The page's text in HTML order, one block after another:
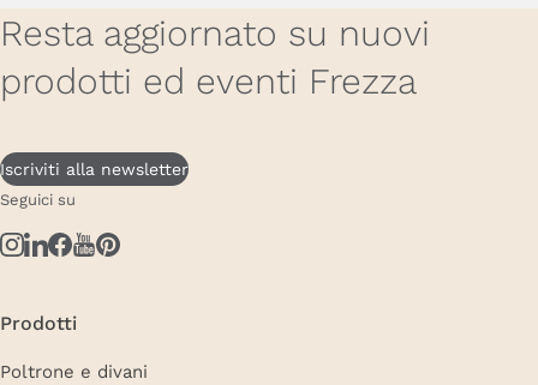
Resta aggiornato su nuovi
prodotti ed eventi Frezza
Iscriviti alla newsletter
Seguici su
Prodotti
Poltrone e divani